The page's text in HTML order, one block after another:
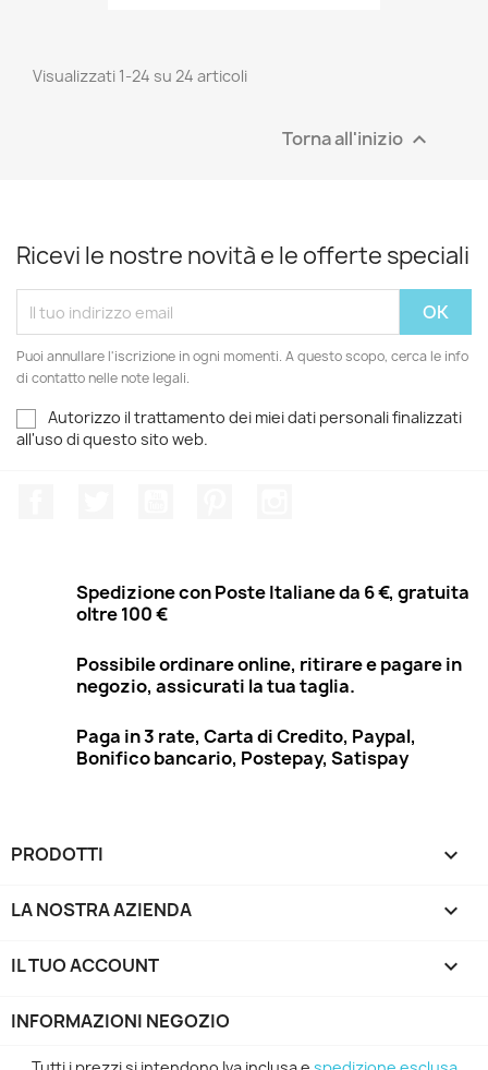
Visualizzati 1-24 su 24 articoli
Torna all'inizio 
Ricevi le nostre novità e le offerte speciali
Puoi annullare l'iscrizione in ogni momenti. A questo scopo, cerca le info
di contatto nelle note legali.
Autorizzo il trattamento dei miei dati personali finalizzati
all'uso di questo sito web.
Spedizione con Poste Italiane da 6 €, gratuita
oltre 100 €
Possibile ordinare online, ritirare e pagare in
negozio, assicurati la tua taglia.
Paga in 3 rate, Carta di Credito, Paypal,
Bonifico bancario, Postepay, Satispay
PRODOTTI 
LA NOSTRA AZIENDA 
IL TUO ACCOUNT 
INFORMAZIONI NEGOZIO